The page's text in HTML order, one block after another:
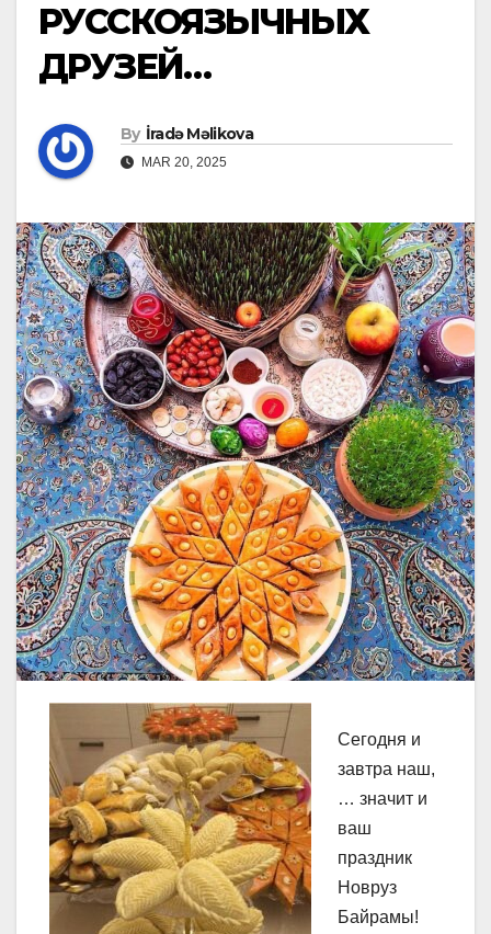
РУССКОЯЗЫЧНЫХ
ДРУЗЕЙ…
By İradə Məlikova
MAR 20, 2025
Сегодня и
завтра наш,
… значит и
ваш
праздник
Новруз
Байрамы!